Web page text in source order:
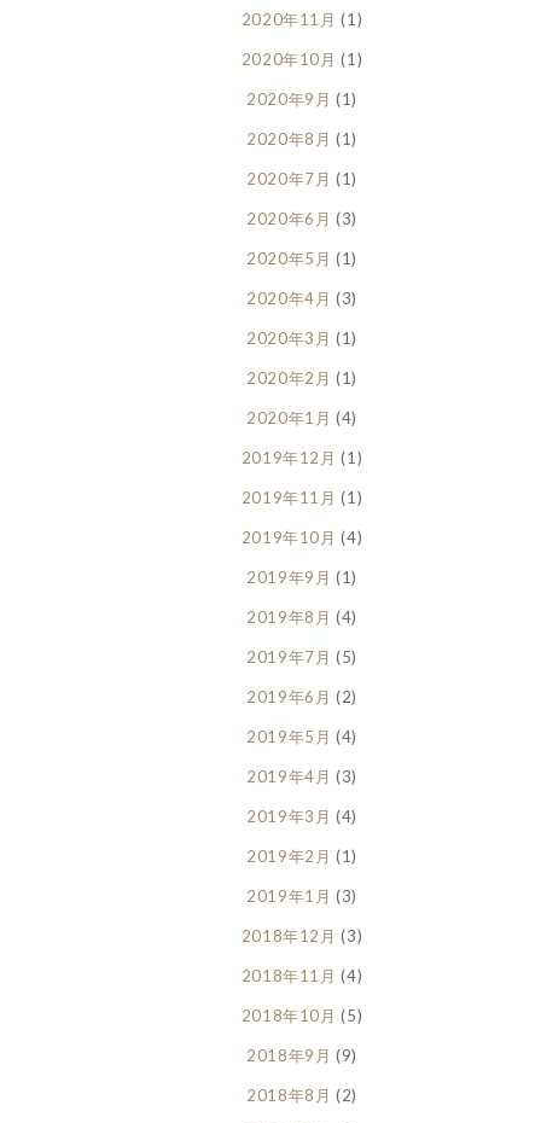
2020年11月 (1)
2020年10月 (1)
2020年9月 (1)
2020年8月 (1)
2020年7月 (1)
2020年6月 (3)
2020年5月 (1)
2020年4月 (3)
2020年3月 (1)
2020年2月 (1)
2020年1月 (4)
2019年12月 (1)
2019年11月 (1)
2019年10月 (4)
2019年9月 (1)
2019年8月 (4)
2019年7月 (5)
2019年6月 (2)
2019年5月 (4)
2019年4月 (3)
2019年3月 (4)
2019年2月 (1)
2019年1月 (3)
2018年12月 (3)
2018年11月 (4)
2018年10月 (5)
2018年9月 (9)
2018年8月 (2)